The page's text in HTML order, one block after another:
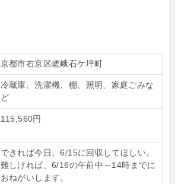
京都市右京区嵯峨石ケ坪町
冷蔵庫、洗濯機、棚、照明、家庭ごみな
ど
115,560円
できれば今日、6/15に回収してほしい。
難しければ、6/16の午前中～14時までに
おねがいします。